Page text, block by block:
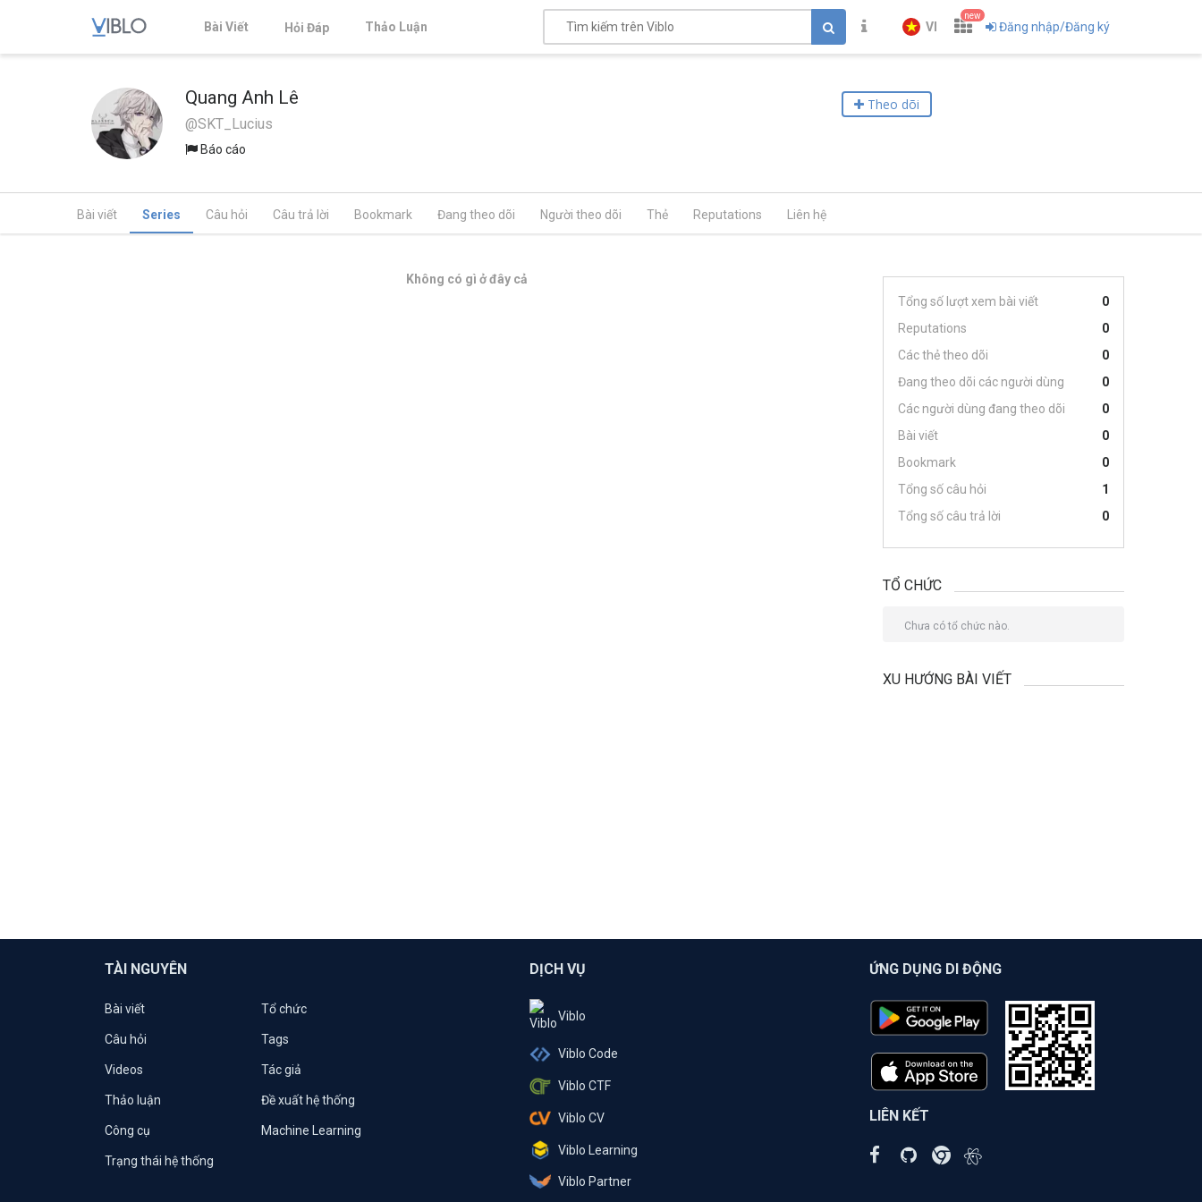
Bài Viết Hỏi Đáp Thảo Luận VI
new
Đăng nhập/Đăng ký
Quang Anh Lê
@SKT_Lucius
Báo cáo
Theo dõi
Bài viết Series Câu hỏi Câu trả lời Bookmark Đang theo dõi Người theo dõi Thẻ Reputations Liên hệ
Không có gì ở đây cả
Tổng số lượt xem bài viết
0
Reputations
0
Các thẻ theo dõi
0
Đang theo dõi các người dùng
0
Các người dùng đang theo dõi
0
Bài viết
0
Bookmark
0
Tổng số câu hỏi
1
Tổng số câu trả lời
0
TỔ CHỨC
Chưa có tổ chức nào.
XU HƯỚNG BÀI VIẾT
TÀI NGUYÊN
Bài viết Tổ chức
Câu hỏi Tags
Videos Tác giả
Thảo luận Đề xuất hệ thống
Công cụ Machine Learning
Trạng thái hệ thống
DỊCH VỤ
Viblo
Viblo Code
Viblo CTF
Viblo CV
Viblo Learning
Viblo Partner
ỨNG DỤNG DI ĐỘNG
LIÊN KẾT